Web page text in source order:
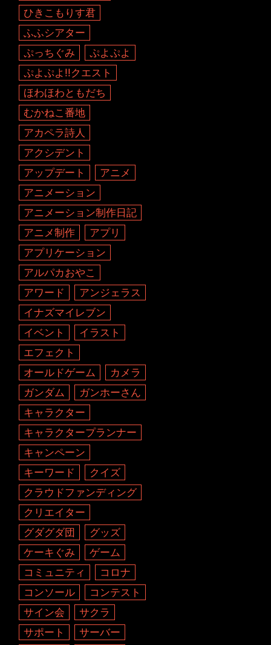
ひきこもりす君
ふふシアター
ぷっちぐみ
ぷよぷよ
ぷよぷよ!!クエスト
ほわほわともだち
むかねこ番地
アカペラ詩人
アクシデント
アップデート
アニメ
アニメーション
アニメーション制作日記
アニメ制作
アプリ
アプリケーション
アルパカおやこ
アワード
アンジェラス
イナズマイレブン
イベント
イラスト
エフェクト
オールドゲーム
カメラ
ガンダム
ガンホーさん
キャラクター
キャラクタープランナー
キャンペーン
キーワード
クイズ
クラウドファンディング
クリエイター
グダグダ団
グッズ
ケーキぐみ
ゲーム
コミュニティ
コロナ
コンソール
コンテスト
サイン会
サクラ
サポート
サーバー